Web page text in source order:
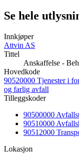
Se hele
Innkjøper
Attvin AS
Tittel
Anskaffelse -
Hovedkode
90520000 Tjenester i
og farlig avfall
Tilleggskoder
90500000
90510000
90512000
Lokasjon